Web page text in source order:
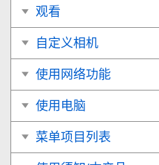
观看
自定义相机
使用网络功能
使用电脑
菜单项目列表